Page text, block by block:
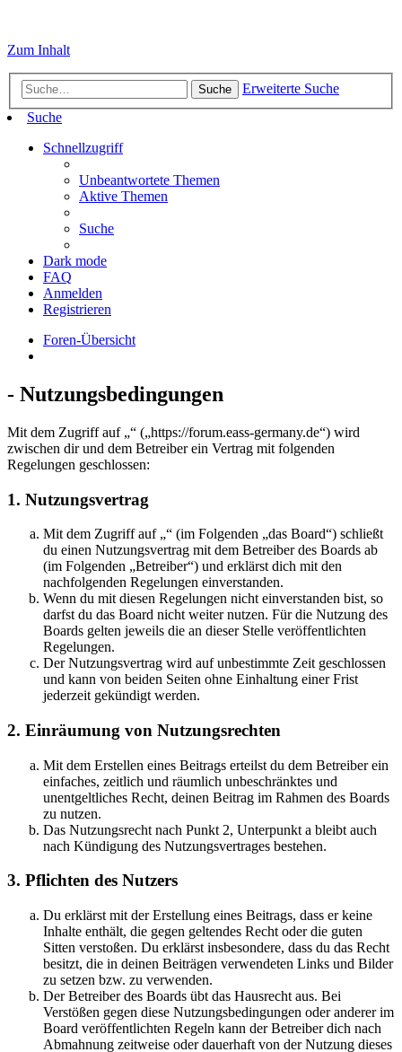
Zum Inhalt
Suche
Erweiterte Suche
Suche
Schnellzugriff
Unbeantwortete Themen
Aktive Themen
Suche
Dark mode
FAQ
Anmelden
Registrieren
Foren-Übersicht
- Nutzungsbedingungen
Mit dem Zugriff auf „“ („https://forum.eass-germany.de“) wird
zwischen dir und dem Betreiber ein Vertrag mit folgenden
Regelungen geschlossen:
1. Nutzungsvertrag
Mit dem Zugriff auf „“ (im Folgenden „das Board“) schließt
du einen Nutzungsvertrag mit dem Betreiber des Boards ab
(im Folgenden „Betreiber“) und erklärst dich mit den
nachfolgenden Regelungen einverstanden.
Wenn du mit diesen Regelungen nicht einverstanden bist, so
darfst du das Board nicht weiter nutzen. Für die Nutzung des
Boards gelten jeweils die an dieser Stelle veröffentlichten
Regelungen.
Der Nutzungsvertrag wird auf unbestimmte Zeit geschlossen
und kann von beiden Seiten ohne Einhaltung einer Frist
jederzeit gekündigt werden.
2. Einräumung von Nutzungsrechten
Mit dem Erstellen eines Beitrags erteilst du dem Betreiber ein
einfaches, zeitlich und räumlich unbeschränktes und
unentgeltliches Recht, deinen Beitrag im Rahmen des Boards
zu nutzen.
Das Nutzungsrecht nach Punkt 2, Unterpunkt a bleibt auch
nach Kündigung des Nutzungsvertrages bestehen.
3. Pflichten des Nutzers
Du erklärst mit der Erstellung eines Beitrags, dass er keine
Inhalte enthält, die gegen geltendes Recht oder die guten
Sitten verstoßen. Du erklärst insbesondere, dass du das Recht
besitzt, die in deinen Beiträgen verwendeten Links und Bilder
zu setzen bzw. zu verwenden.
Der Betreiber des Boards übt das Hausrecht aus. Bei
Verstößen gegen diese Nutzungsbedingungen oder anderer im
Board veröffentlichten Regeln kann der Betreiber dich nach
Abmahnung zeitweise oder dauerhaft von der Nutzung dieses